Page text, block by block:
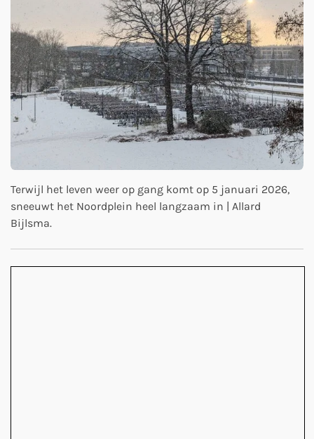
Terwijl het leven weer op gang komt op 5 januari 2026,
sneeuwt het Noordplein heel langzaam in | Allard
Bijlsma.